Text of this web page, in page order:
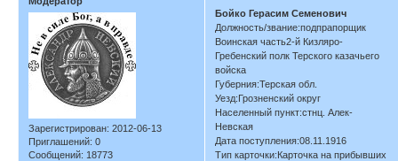
Зарегистрирован: 2012-06-13
Приглашений: 0
Сообщений: 18773
Бойко Герасим Семенович
Должность/звание:подпрапорщик
Воинская часть2-й Кизляро-
Гребенский полк Терского казачьего
войска
Губерния:Терская обл.
Уезд:Грозненский округ
Населенный пункт:стнц. Алек-
Невская
Дата поступления:08.11.1916
Тип карточки:Карточка на прибывших